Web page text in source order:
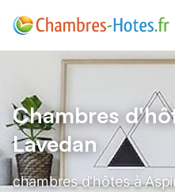
Chambres
Lavedan
chambres d'hôtes à